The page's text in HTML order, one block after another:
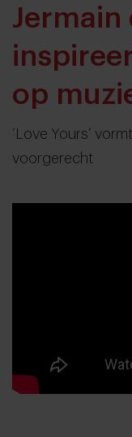
Jermain
op
‘Love Yours’
voorgerecht